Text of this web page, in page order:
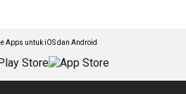
Apps untuk iOS dan Android